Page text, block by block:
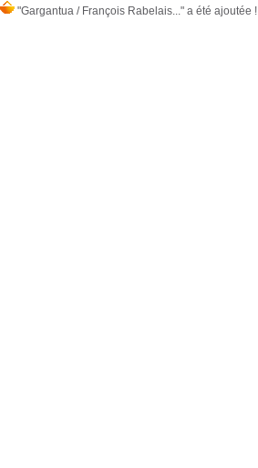
"Gargantua / François Rabelais..." a été ajoutée !